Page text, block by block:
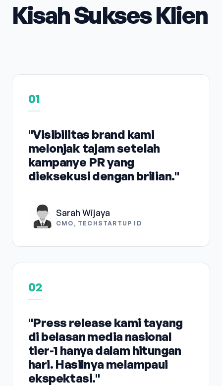
Kisah Sukses Klien
01
"Visibilitas brand kami
melonjak tajam setelah
kampanye PR yang
dieksekusi dengan brilian."
Sarah Wijaya
CMO, TECHSTARTUP ID
02
"Press release kami tayang
di belasan media nasional
tier-1 hanya dalam hitungan
hari. Hasilnya melampaui
ekspektasi."